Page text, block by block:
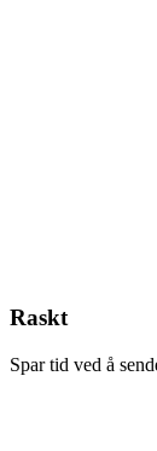
Raskt
Spar tid ved å